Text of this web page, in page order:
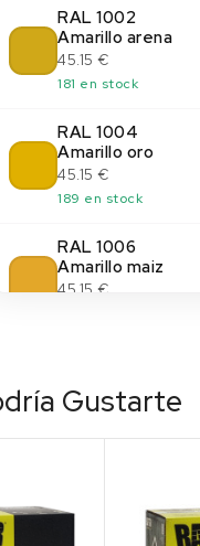
RAL 1002
Amarillo arena
45.15 €
181 en stock
RAL 1004
Amarillo oro
45.15 €
189 en stock
RAL 1006
Amarillo maiz
45.15 €
45.15 €
45.15 €
Gustarte